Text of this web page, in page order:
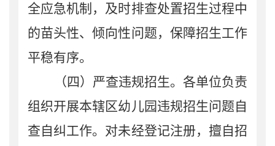
全应急机制，及时排查处置招生过程中
的苗头性、倾向性问题， 保障招生工作
平稳有序。
（四）严查违规招生。 各单位负责
组织开展本辖区幼儿园违规招生问题自
查自纠工作。 对未经登记注册，擅自招